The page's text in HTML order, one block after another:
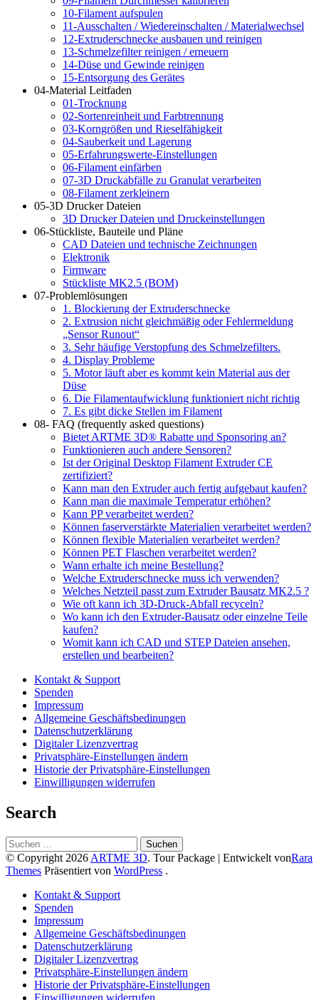
10-Filament aufspulen
11-Ausschalten / Wiedereinschalten / Materialwechsel
12-Extruderschnecke ausbauen und reinigen
13-Schmelzefilter reinigen / erneuern
14-Düse und Gewinde reinigen
15-Entsorgung des Gerätes
04-Material Leitfaden
01-Trocknung
02-Sortenreinheit und Farbtrennung
03-Korngrößen und Rieselfähigkeit
04-Sauberkeit und Lagerung
05-Erfahrungswerte-Einstellungen
06-Filament einfärben
07-3D Druckabfälle zu Granulat verarbeiten
08-Filament zerkleinern
05-3D Drucker Dateien
3D Drucker Dateien und Druckeinstellungen
06-Stückliste, Bauteile und Pläne
CAD Dateien und technische Zeichnungen
Elektronik
Firmware
Stückliste MK2.5 (BOM)
07-Problemlösungen
1. Blockierung der Extruderschnecke
2. Extrusion nicht gleichmäßig oder Fehlermeldung
„Sensor Runout“
3. Sehr häufige Verstopfung des Schmelzefilters.
4. Display Probleme
5. Motor läuft aber es kommt kein Material aus der
Düse
6. Die Filamentaufwicklung funktioniert nicht richtig
7. Es gibt dicke Stellen im Filament
08- FAQ (frequently asked questions)
Bietet ARTME 3D® Rabatte und Sponsoring an?
Funktionieren auch andere Sensoren?
Ist der Original Desktop Filament Extruder CE
zertifiziert?
Kann man den Extruder auch fertig aufgebaut kaufen?
Kann man die maximale Temperatur erhöhen?
Kann PP verarbeitet werden?
Können faserverstärkte Materialien verarbeitet werden?
Können flexible Materialien verarbeitet werden?
Können PET Flaschen verarbeitet werden?
Wann erhalte ich meine Bestellung?
Welche Extruderschnecke muss ich verwenden?
Welches Netzteil passt zum Extruder Bausatz MK2.5 ?
Wie oft kann ich 3D-Druck-Abfall recyceln?
Wo kann ich den Extruder-Bausatz oder einzelne Teile
kaufen?
Womit kann ich CAD und STEP Dateien ansehen,
erstellen und bearbeiten?
Kontakt & Support
Spenden
Impressum
Allgemeine Geschäftsbedinungen
Datenschutzerklärung
Digitaler Lizenzvertrag
Privatsphäre-Einstellungen ändern
Historie der Privatsphäre-Einstellungen
Einwilligungen widerrufen
Search
Suchen
nach:
© Copyright 2026 ARTME 3D. Tour Package | Entwickelt vonRara
Themes Präsentiert von WordPress .
Kontakt & Support
Spenden
Impressum
Allgemeine Geschäftsbedinungen
Datenschutzerklärung
Digitaler Lizenzvertrag
Privatsphäre-Einstellungen ändern
Historie der Privatsphäre-Einstellungen